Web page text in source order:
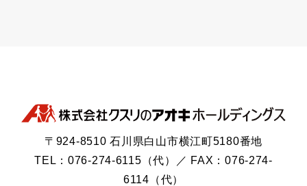
〒924-8510 石川県白山市横江町5180番地
TEL：076-274-6115（代）／ FAX：076-274-
6114（代）